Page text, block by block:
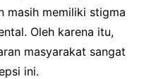
masih memiliki stigma
Oleh karena itu,
masyarakat sangat
ini.